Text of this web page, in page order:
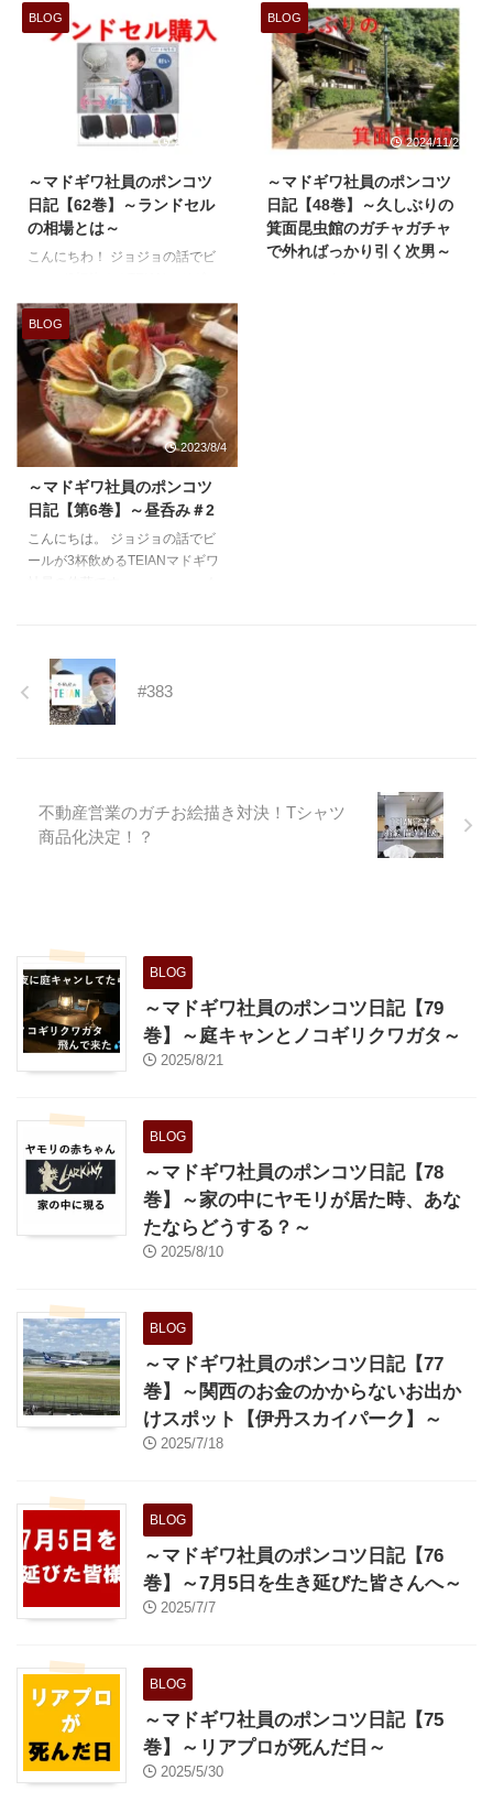
巻を投稿したところとか言わな
い！ 話を貯めてたんです！ 今回
は3月末と5月上旬に万博記念公
園に行ったお話を 3月の末に行っ
たときはちょうど桜が満開の時で
したので、 桜を見上げながら萩
原聖人ごっこをしました。 ヒュ
ルリーラ♪ヒュルリーラ♪って聞こ
えてきたでしょ？ 5月に行ったと
きは、出店がたくさん！ 各地の
地ビールブースもあって ビール
好きにはたまらないイベントでし
ばかせて頂きま ...
の話でビールが3杯飲めるTEIAN
マドギワ社員の佐藤Aです。
8月3日
の日曜日、夜自宅に帰りましてそ
ろそろ子どもたちとお風呂にしよ
うかしていた時の事です。
廊下とリ
ビングをつなぐガラスのドアに、
私が若い時に流行っていたブラン
ドロゴみたいなのが見えたんで
す。 子供が「ヤモリだ！」
と、、、 ん～確かに
BLOG
2025/2/23
～マドギワ社員のポンコツ
日記【62巻】～ランドセル
の相場とは～
こんにちわ！ ジョジョの話でビ
社員の佐藤Aです。
4月からわたくし
の上の子が小学生になります。
産まれてから6年以上になるんだ
なぁ～と思うと感慨深いものがあ
ります。
なので
ランドセルを買わないといけない
時期になりました。
わたくしの
親が購入費を出してくれるという
ので、ちょっと良いのを買ってや
ろうと、子供と楽天を見ながらど
BLOG
2024/11/28
～マドギワ社員のポンコツ
日記【48巻】～久しぶりの
箕面昆虫館のガチャガチャ
で外ればっかり引く次男～
BLOG
2023/8/4
～マドギワ社員のポンコツ
日記【第6巻】～昼呑み＃2
こんにちは。 ジョジョの話でビ
ールが3杯飲めるTEIANマドギワ
３０分に事務所でこの記事を書い
ております。 色んな意味でわた
しは大丈夫なのでしょうか？ ど
お菓子ボリボリ食べながらブログ
書いてます。 見たら解る、美味
しいやつやぁ～ 会社に届いたお
#383
不動産営業のガチお絵描き対決！Tシャツ
商品化決定！？
BLOG
～マドギワ社員のポンコツ日記【79
巻】～庭キャンとノコギリクワガタ～
2025/8/21
BLOG
～マドギワ社員のポンコツ日記【78
巻】～家の中にヤモリが居た時、あな
たならどうする？～
2025/8/10
BLOG
～マドギワ社員のポンコツ日記【77
巻】～関西のお金のかからないお出か
けスポット【伊丹スカイパーク】～
2025/7/18
BLOG
～マドギワ社員のポンコツ日記【76
巻】～7月5日を生き延びた皆さんへ～
2025/7/7
BLOG
～マドギワ社員のポンコツ日記【75
巻】～リアプロが死んだ日～
2025/5/30